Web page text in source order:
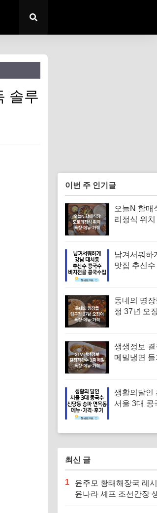
솔루
이번 주 인기글
오늘N 할매
리정식 위
남겨서뭐하
맛집 추신
동네의 명
정 37년 오
음 특징·메
생생정보
메밀냉면
격
생활의달인
서울 3대 콩
메뉴·가격·
최신 글
1
윤주모 황태해장국 레
윤나라 셰프 조선간장